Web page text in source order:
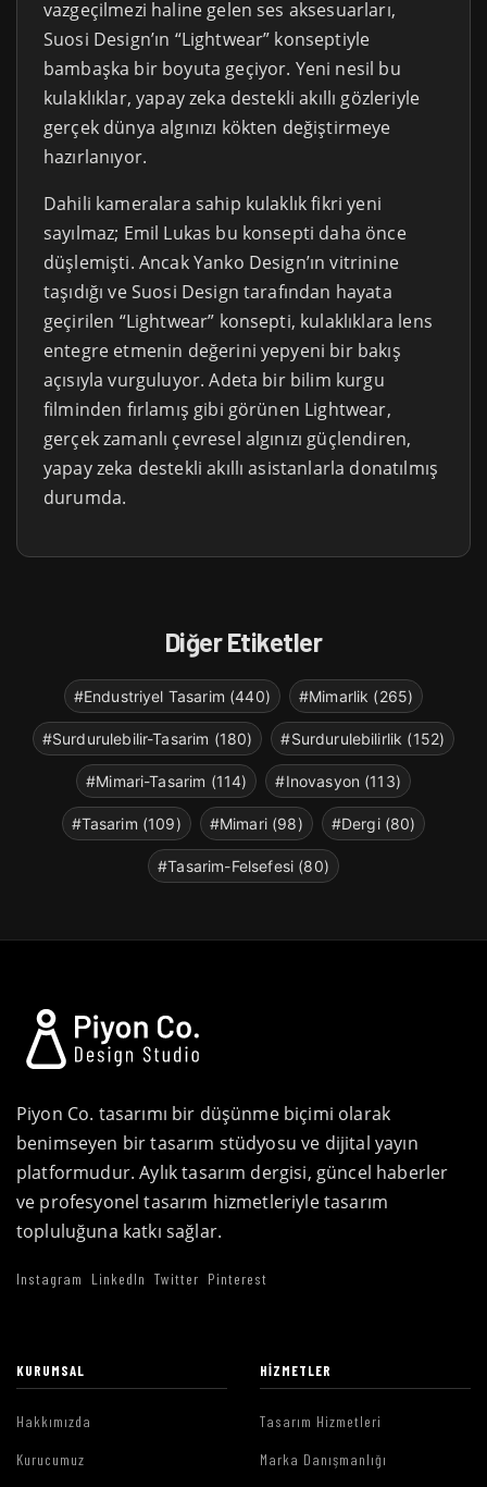
vazgeçilmezi haline gelen ses aksesuarları,
Suosi Design’ın “Lightwear” konseptiyle
bambaşka bir boyuta geçiyor. Yeni nesil bu
kulaklıklar, yapay zeka destekli akıllı gözleriyle
gerçek dünya algınızı kökten değiştirmeye
hazırlanıyor.
Dahili kameralara sahip kulaklık fikri yeni
sayılmaz; Emil Lukas bu konsepti daha önce
düşlemişti. Ancak Yanko Design’ın vitrinine
taşıdığı ve Suosi Design tarafından hayata
geçirilen “Lightwear” konsepti, kulaklıklara lens
entegre etmenin değerini yepyeni bir bakış
açısıyla vurguluyor. Adeta bir bilim kurgu
filminden fırlamış gibi görünen Lightwear,
gerçek zamanlı çevresel algınızı güçlendiren,
yapay zeka destekli akıllı asistanlarla donatılmış
durumda.
Diğer Etiketler
#Endustriyel Tasarim (440) #Mimarlik (265)
#Surdurulebilir-Tasarim (180) #Surdurulebilirlik (152)
#Mimari-Tasarim (114) #Inovasyon (113)
#Tasarim (109) #Mimari (98) #Dergi (80)
#Tasarim-Felsefesi (80)
Piyon Co. tasarımı bir düşünme biçimi olarak
benimseyen bir tasarım stüdyosu ve dijital yayın
platformudur. Aylık tasarım dergisi, güncel haberler
ve profesyonel tasarım hizmetleriyle tasarım
topluluğuna katkı sağlar.
Instagram LinkedIn Twitter Pinterest
KURUMSAL
Hakkımızda
Kurucumuz
HIZMETLER
Tasarım Hizmetleri
Marka Danışmanlığı